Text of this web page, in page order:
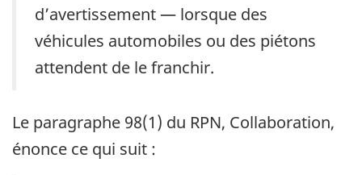
d’avertissement — lorsque des
véhicules automobiles ou des piétons
attendent de le franchir.
Le paragraphe 98(1) du RPN, Collaboration,
énonce ce qui suit :